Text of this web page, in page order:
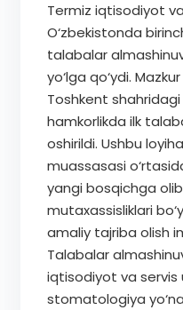
Termiz iqtisodiyot
O‘zbekistonda
talabalar
yo‘lga qo‘ydi.
Toshkent
hamkorlikda ilk
oshirildi. Ushbu
muassasasi
yangi bosqichga
mutaxassisliklari
amaliy tajriba olish
Talabalar
iqtisodiyot va servis
stomatologiya